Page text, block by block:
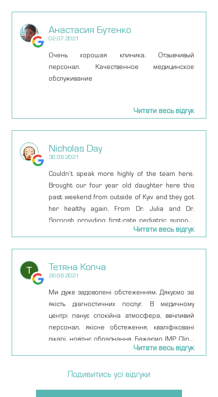
гинекологов и каждый раз у меня было много
вопросов после приемов и зачастую
оставалась не довольной. И когда попала к
Ирине, поняла, что наконец-то нашла своего
специалиста ( грамотного и
рекомендации и ответы на свои вопросы так
Если не знаете к какому врачу-гинекологу идти
на осмотр или с женскими проблемами -
смело можете обращаться к этому
специалисту.
Анастасия Бутенко
02.07.2021
Очень хорошая клиника. Отзывчивый
персонал. Качественное медицинское
обслуживание
Читати весь відгук
Nicholas Day
30.06.2021
Couldn’t speak more highly of the team here.
Brought our four year old daughter here this
past weekend from outside of Kyiv and they got
her healthy again. From Dr. Julia and Dr.
Soroosh providing first-rate pediatric support
for our daughter, to the attentive, professional,
want to have to come back, but if we need them
I feel better knowing they’re around.
Читати весь відгук
Тетяна Копча
26.06.2021
Ми дуже задоволені обстеженням. Дякуємо за
якість діагностичних послуг. В медичному
центрі панує спокійна атмосфера, ввічливий
персонал, якісне обстеження, кваліфіковані
лікарі, новітнє обладнання. Бажаємо IMP Clinic
Читати весь відгук
Подивитись усі відгуки